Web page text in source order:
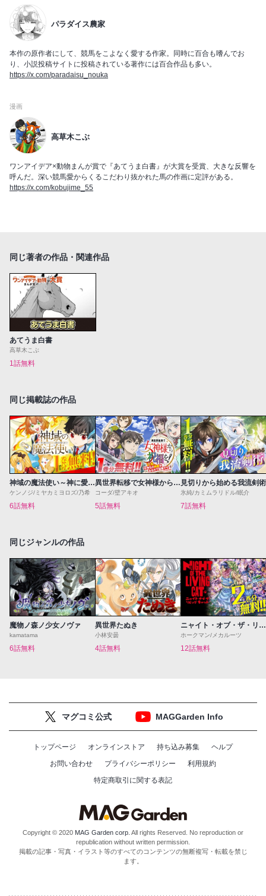
パラダイス農家
本作の原作者にして、競馬をこよなく愛する作家。同時に百合も嗜んでお
り、小説投稿サイトに投稿されている著作には百合作品も多い。
https://x.com/paradaisu_nouka
漫画
高草木こぶ
ワンアイデア×動物まんが賞で『あてうま白書』が大賞を受賞、大きな反響を
呼んだ。深い競馬愛からくるこだわり抜かれた馬の作画に定評がある。
https://x.com/kobujime_55
同じ著者の作品・関連作品
あてうま白書
高草木こぶ
1話無料
同じ掲載誌の作品
神域の魔法使い～神に愛された落第生は魔法学院へ通う～
ケンノジ/ミヤカミヨロズ/乃希
6話無料
異世界転移で女神様から祝福を！～いえ、手持ちの異能があるので結構です～@COMIC
コーダ/壁アキオ
5話無料
見切りから始める我流剣術
氷純/カミムラリドル/眠介
7話無料
同じジャンルの作品
魔物ノ森ノ少女ノヴァ
kamatama
6話無料
異世界たぬき
小林安曇
4話無料
ニャイト・オブ・ザ・リビングキャット
ホークマン/メカルーツ
12話無料
マグコミ公式 MAGGarden Info
トップページ オンラインストア 持ち込み募集
ヘルプ
お問い合わせ
プライバシーポリシー
利用規約
特定商取引に関する表記
Copyright © 2020 MAG Garden corp. All rights Reserved. No reproduction or
republication without written permission.
掲載の記事・写真・イラスト等のすべてのコンテンツの無断複写・転載を禁じ
ます。